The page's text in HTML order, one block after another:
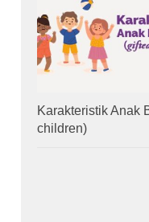
Karakteristik Anak
children)